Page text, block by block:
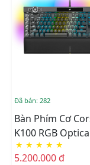
Đã bán: 282
Bàn Phím Cơ
K100 RGB
CH-912A01A-NA
★ ★ ★ ★ ★
5.200.000 đ